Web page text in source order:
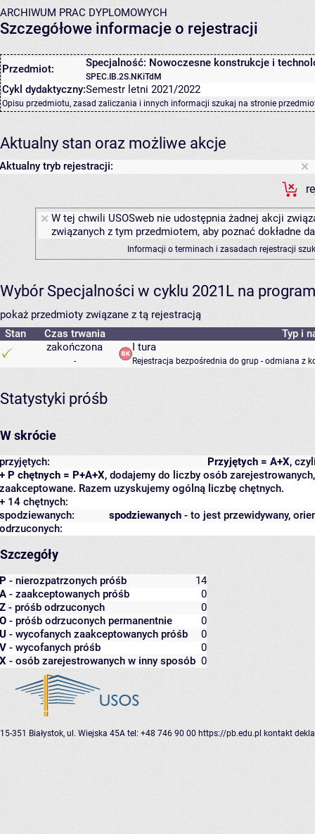
ARCHIWUM PRAC DYPLOMOWYCH
Szczegółowe informacje o rejestracji
Przedmiot: Specjalność: Nowoczesne konstrukcje i
SPEC.IB.2S.NKiTdM
Cykl dydaktyczny:Semestr letni 2021/2022
Opisu przedmiotu, zasad zaliczania i innych informacji szukaj na stronie
Aktualny stan oraz możliwe akcje
Aktualny tryb rejestracji:
W tej chwili USOSweb nie udostępnia żadnej akcji
związanych z tym przedmiotem, aby poznać dokładne
Informacji o terminach i zasadach rejestracji
Wybór Specjalności w cyklu 2021L na
pokaż przedmioty związane z tą rejestracją
Stan
Czas trwania
Typ i
zakończona
-
I tura
Rejestracja bezpośrednia do grup - odmiana z
Statystyki próśb
W skrócie
Przyjętych = A+X,
przyjętych:
+ P chętnych = P+A+X, dodajemy do liczby osób
zaakceptowane. Razem uzyskujemy ogólną liczbę chętnych.
+ 14 chętnych:
spodziewanych - to jest przewidywany,
spodziewanych:
odrzuconych:
Szczegóły
P - nierozpatrzonych próśb
14
A - zaakceptowanych próśb
0
Z - próśb odrzuconych
0
O - próśb odrzuconych permanentnie
0
U - wycofanych zaakceptowanych próśb
0
V - wycofanych próśb
0
X - osób zarejestrowanych w inny sposób 0
15-351 Białystok, ul. Wiejska 45A tel: +48 746 90 00 https://pb.edu.pl kontakt